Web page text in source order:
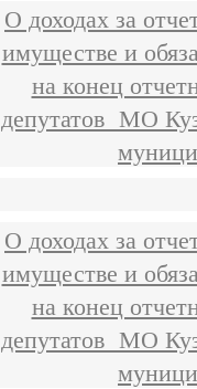
О доходах за
имуществе и
на конец
депутатов МО
О доходах за
имуществе и
на конец
депутатов МО